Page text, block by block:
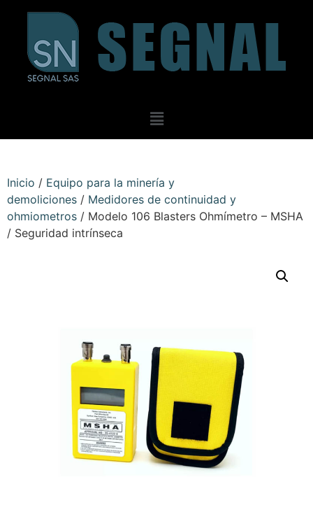
Inicio / Equipo para la minería y
demoliciones / Medidores de continuidad y
ohmiometros / Modelo 106 Blasters Ohmímetro – MSHA
/ Seguridad intrínseca